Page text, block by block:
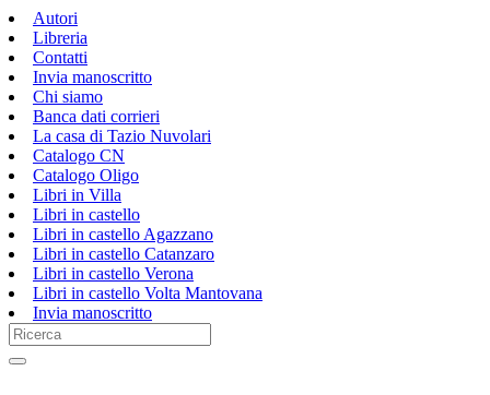
Autori
Libreria
Contatti
Invia manoscritto
Chi siamo
Banca dati corrieri
La casa di Tazio Nuvolari
Catalogo CN
Catalogo Oligo
Libri in Villa
Libri in castello
Libri in castello Agazzano
Libri in castello Catanzaro
Libri in castello Verona
Libri in castello Volta Mantovana
Invia manoscritto